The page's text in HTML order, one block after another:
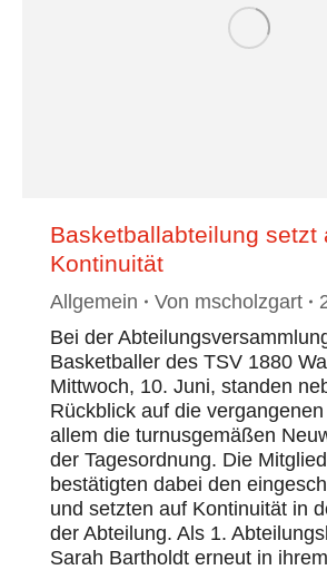
Basketballabteilung setzt
Kontinuität
Allgemein Von mscholzgart
Bei der
Basketballer des TSV 1880
Mittwoch, 10. Juni, standen
Rückblick auf die
allem die turnusgemäßen
der Tagesordnung. Die
bestätigten dabei den
und setzten auf Kontinuität in
der Abteilung. Als 1.
Sarah Bartholdt erneut in